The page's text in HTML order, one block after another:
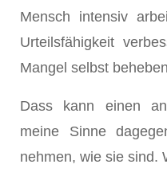
Mensch intensiv
Urteilsfähigkeit
Mangel selbst
Dass kann einen
meine Sinne
nehmen, wie sie sind.